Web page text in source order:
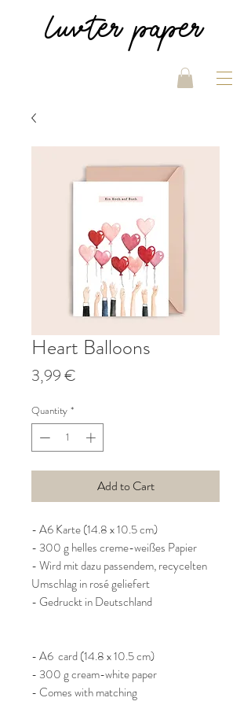
luvter paper
Heart Balloons
3,99 €
Quantity *
Add to Cart
- A6 Karte (14.8 x 10.5 cm)
- 300 g helles creme-weißes Papier
- Wird mit dazu passendem, recycelten
Umschlag in rosé geliefert
- Gedruckt in Deutschland
- A6 card (14.8 x 10.5 cm)
- 300 g cream-white paper
- Comes with matching